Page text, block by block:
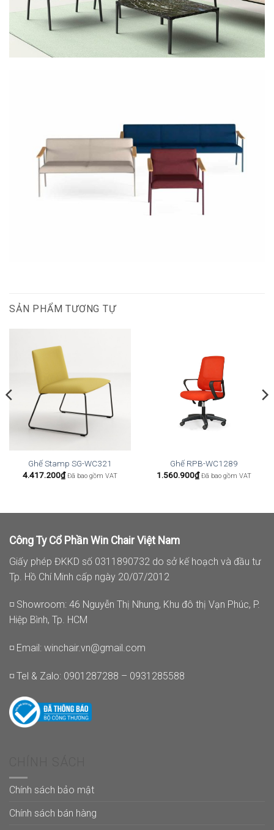
SẢN PHẨM TƯƠNG TỰ
Ghế Stamp SG-WC321
4.417.200₫ Đã bao gồm VAT
Ghế RPB-WC1289
1.560.900₫ Đã bao gồm VAT
Công Ty Cổ Phần Win Chair Việt Nam
Giấy phép ĐKKD số 0311890732 do sở kế hoạch và đầu tư
Tp. Hồ Chí Minh cấp ngày 20/07/2012
◽ Showroom: 46 Nguyễn Thị Nhung, Khu đô thị Vạn Phúc, P.
Hiệp Bình, Tp. HCM
◽ Email: winchair.vn@gmail.com
◽ Tel & Zalo: 0901287288 – 0931285588
Chính sách bảo mật
Chính sách bán hàng